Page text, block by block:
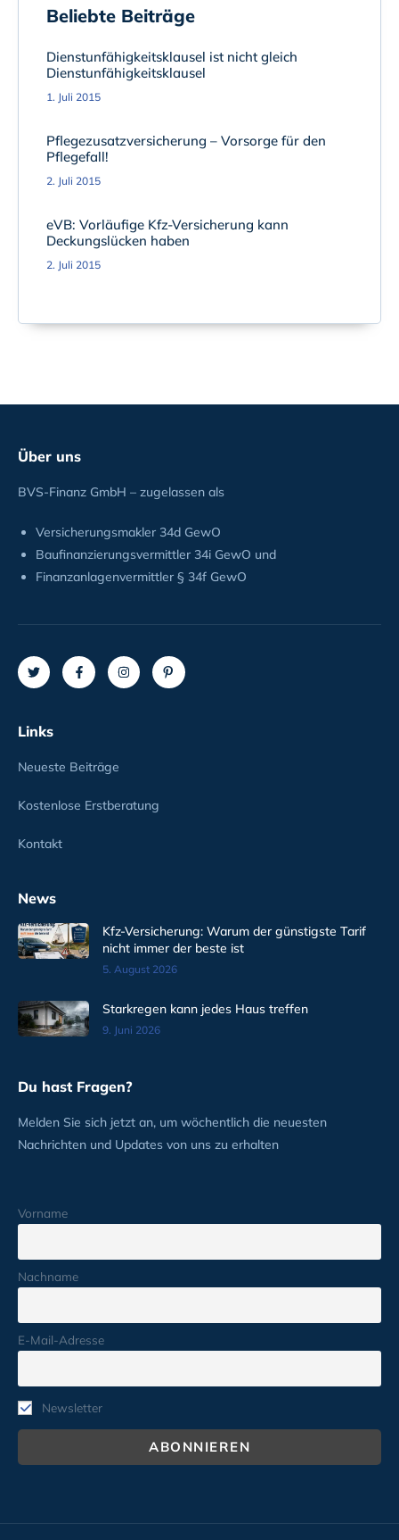
Beliebte Beiträge
Dienstunfähigkeitsklausel ist nicht gleich
Dienstunfähigkeitsklausel
1. Juli 2015
Pflegezusatzversicherung – Vorsorge für den
Pflegefall!
2. Juli 2015
eVB: Vorläufige Kfz-Versicherung kann
Deckungslücken haben
2. Juli 2015
Über uns
BVS-Finanz GmbH – zugelassen als
Versicherungsmakler 34d GewO
Baufinanzierungsvermittler 34i GewO und
Finanzanlagenvermittler § 34f GewO
Links
Neueste Beiträge
Kostenlose Erstberatung
Kontakt
News
Kfz-Versicherung: Warum der günstigste Tarif
nicht immer der beste ist
5. August 2026
Starkregen kann jedes Haus treffen
9. Juni 2026
Du hast Fragen?
Melden Sie sich jetzt an, um wöchentlich die neuesten
Nachrichten und Updates von uns zu erhalten
Vorname
Nachname
E-Mail-Adresse
Newsletter